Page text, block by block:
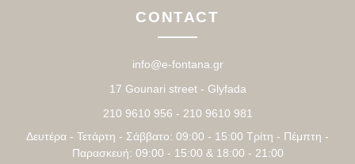
CONTACT
info@e-fontana.gr
17 Gounari street - Glyfada
210 9610 956 - 210 9610 981
Δευτέρα - Τετάρτη - Σάββατο: 09:00 - 15:00 Τρίτη - Πέμπτη -
Παρασκευή: 09:00 - 15:00 & 18:00 - 21:00